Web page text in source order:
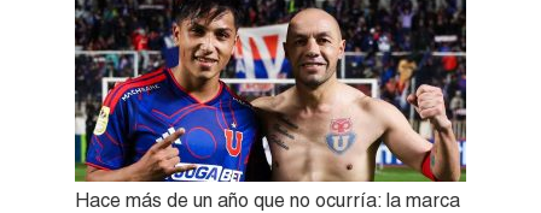
Hace más de un año que no ocurría: la marca